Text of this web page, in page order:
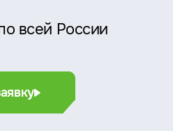
всей России